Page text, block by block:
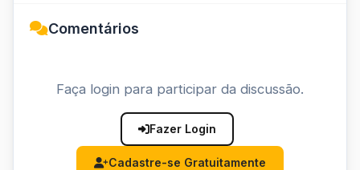
Comentários
Faça login para participar da discussão.
Fazer Login
Cadastre-se Gratuitamente